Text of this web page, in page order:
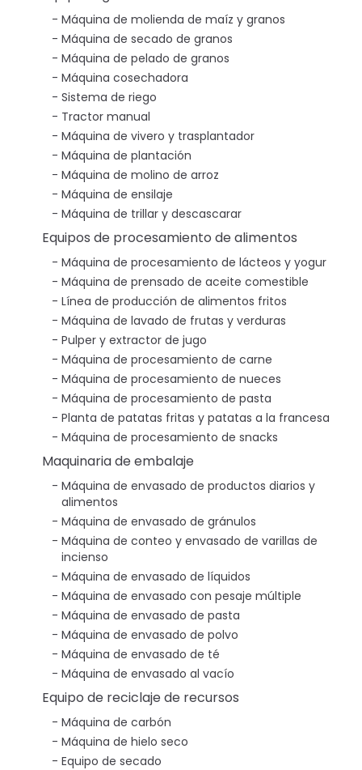
Máquina de molienda de maíz y granos
Máquina de secado de granos
Máquina de pelado de granos
Máquina cosechadora
Sistema de riego
Tractor manual
Máquina de vivero y trasplantador
Máquina de plantación
Máquina de molino de arroz
Máquina de ensilaje
Máquina de trillar y descascarar
Equipos de procesamiento de alimentos
Máquina de procesamiento de lácteos y yogur
Máquina de prensado de aceite comestible
Línea de producción de alimentos fritos
Máquina de lavado de frutas y verduras
Pulper y extractor de jugo
Máquina de procesamiento de carne
Máquina de procesamiento de nueces
Máquina de procesamiento de pasta
Planta de patatas fritas y patatas a la francesa
Máquina de procesamiento de snacks
Maquinaria de embalaje
Máquina de envasado de productos diarios y
alimentos
Máquina de envasado de gránulos
Máquina de conteo y envasado de varillas de
incienso
Máquina de envasado de líquidos
Máquina de envasado con pesaje múltiple
Máquina de envasado de pasta
Máquina de envasado de polvo
Máquina de envasado de té
Máquina de envasado al vacío
Equipo de reciclaje de recursos
Máquina de carbón
Máquina de hielo seco
Equipo de secado